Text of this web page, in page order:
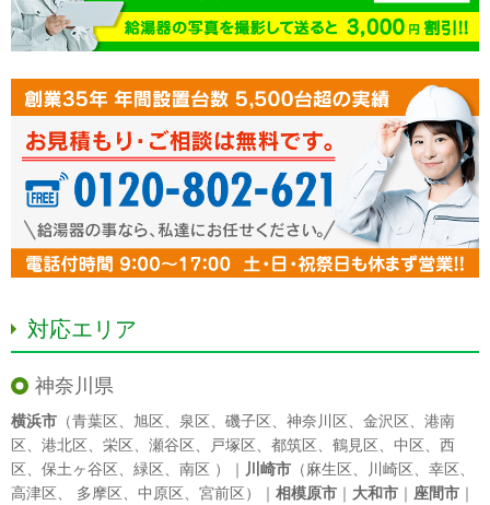
対応エリア
神奈川県
横浜市 （青葉区 旭区 泉区 磯子区 神奈川区 金沢区
港南
区
港北区 栄区 瀬谷区 戸塚区 都筑区 鶴見区 中区
西
区
保土ヶ谷区 緑区 南区 ）｜ 川崎市 （麻生区 川崎区 幸区
高津区
多摩区 中原区 宮前区）｜ 相模原市 ｜ 大和市 ｜ 座間市 ｜